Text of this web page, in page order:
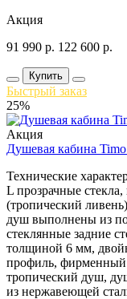
Акция
91 990 р. 122 600 р.
Купить
Быстрый заказ
25%
Акция
Душевая кабина
Технические
L прозрачные
(тропический
душ выполнены из
стеклянные задние
толщиной 6 мм,
профиль, фирменный
тропический душ,
из нержавеющей